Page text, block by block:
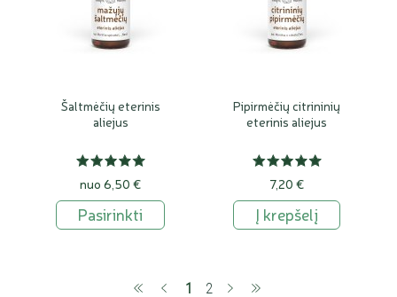
Šaltmėčių eterinis
aliejus
nuo 6,50 €
Pasirinkti
Pipirmėčių citrininių
eterinis aliejus
7,20 €
Į krepšelį
1
(current)
2